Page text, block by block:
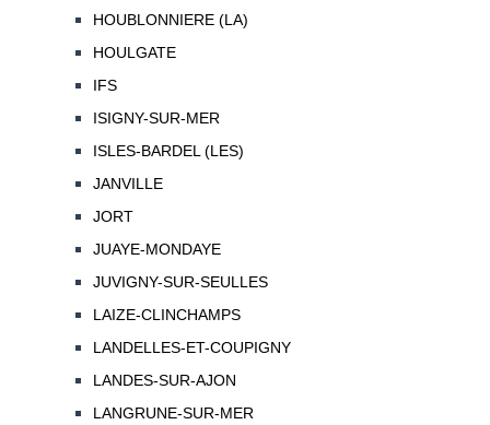
HOUBLONNIERE (LA)
HOULGATE
IFS
ISIGNY-SUR-MER
ISLES-BARDEL (LES)
JANVILLE
JORT
JUAYE-MONDAYE
JUVIGNY-SUR-SEULLES
LAIZE-CLINCHAMPS
LANDELLES-ET-COUPIGNY
LANDES-SUR-AJON
LANGRUNE-SUR-MER